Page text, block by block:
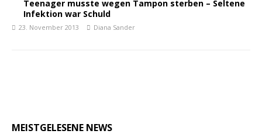
Teenager musste wegen Tampon sterben – Seltene
Infektion war Schuld
23. November 2013 Diana Sander
MEISTGELESENE NEWS